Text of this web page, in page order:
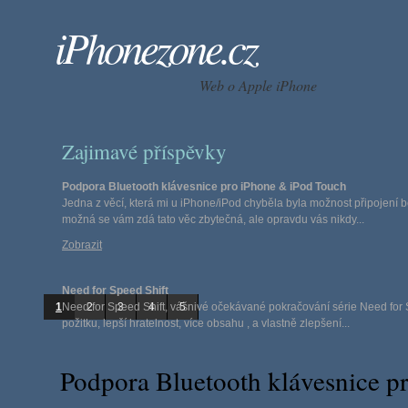
iPhonezone.cz
Web o Apple iPhone
Zajimavé příspěvky
Podpora Bluetooth klávesnice pro iPhone & iPod Touch
Jedna z věcí, která mi u iPhone/iPod chyběla byla možnost připojení
možná se vám zdá tato věc zbytečná, ale opravdu vás nikdy...
Zobrazit
Need for Speed Shift
Need for Speed Shift, vášnivé očekávané pokračování série Need
požitku, lepší hratelnost, více obsahu , a vlastně zlepšení...
N.O.V.A. (Near Orbit Vanguard Alliance)
1 2 3 4 5
Podpora Bluetooth klávesnice